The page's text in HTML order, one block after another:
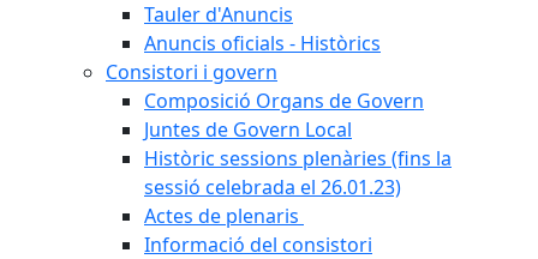
Tauler d'Anuncis
Anuncis oficials - Històrics
Consistori i govern
Composició Organs de Govern
Juntes de Govern Local
Històric sessions plenàries (fins la
sessió celebrada el 26.01.23)
Actes de plenaris
Informació del consistori